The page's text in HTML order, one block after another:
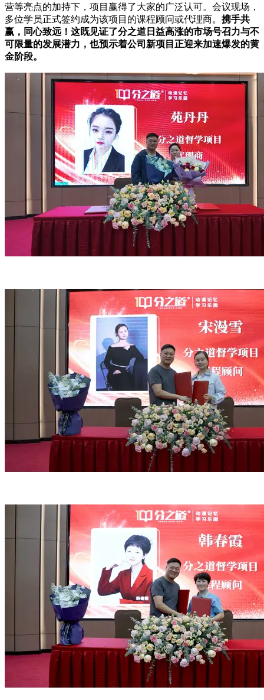
营等亮点的加持下，项目赢得了大家的广泛认可。会议现场，
多位学员正式签约成为该项目的课程顾问或代理商。 携手共
赢，同心致远！这既见证了分之道日益高涨的市场号召力与不
可限量的发展潜力，也预示着公司新项目正迎来加速爆发的黄
金阶段。